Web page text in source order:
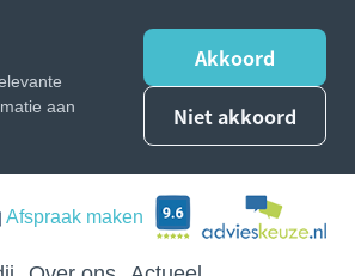
aan
Akkoord
Niet akkoord
Afspraak maken